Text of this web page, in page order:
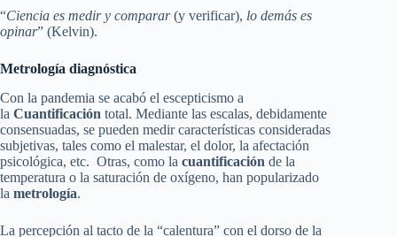
“Ciencia es medir y comparar(y verificar), lo demás es
opinar” (Kelvin).
Metrología diagnóstica
Con la pandemia se acabó el escepticismo a
la Cuantificación total. Mediante las escalas, debidamente
consensuadas, se pueden medir características consideradas
subjetivas, tales como el malestar, el dolor, la afectación
psicológica, etc. Otras, como la cuantificación de la
temperatura o la saturación de oxígeno, han popularizado
la metrología.
La percepción al tacto de la “calentura” con el dorso de la